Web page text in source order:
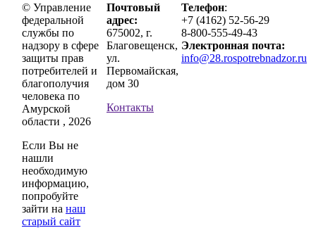
© Управление
федеральной
службы по
надзору в сфере
защиты прав
потребителей и
благополучия
человека по
Амурской
области , 2026
Если Вы не
нашли
необходимую
информацию,
попробуйте
зайти на наш
старый сайт
Почтовый
адрес:
675002, г.
Благовещенск,
ул.
Первомайская,
дом 30
Контакты
Телефон:
+7 (4162) 52-56-29
8-800-555-49-43
Электронная почта:
info@28.rospotrebnadzor.ru